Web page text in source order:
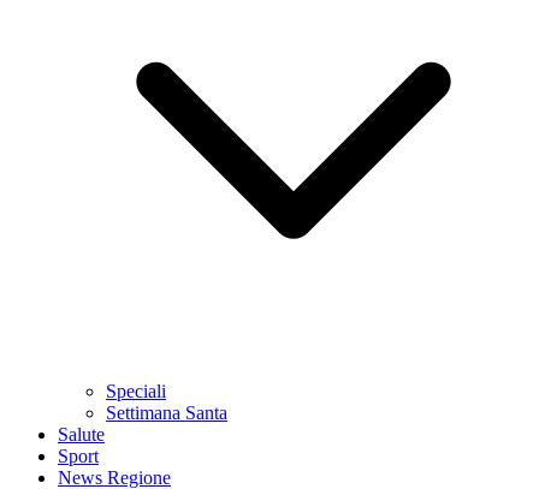
Speciali
Settimana Santa
Salute
Sport
News Regione